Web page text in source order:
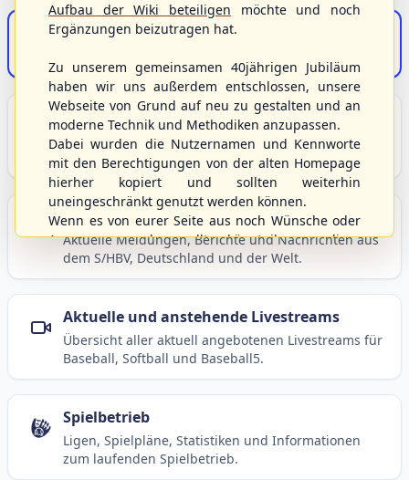
S/HBV-Shop
Unser Sport
Grundlagen und Hintergründe zu Baseball, Softball
und Baseball5.
Berichte und Neuigkeiten
Aktuelle Meldungen, Berichte und Nachrichten aus
dem S/HBV, Deutschland und der Welt.
Aktuelle und anstehende Livestreams
Übersicht aller aktuell angebotenen Livestreams für
Baseball, Softball und Baseball5.
Spielbetrieb
Ligen, Spielpläne, Statistiken und Informationen
zum laufenden Spielbetrieb.
Aufbau der Wiki beteiligen möchte und noch
Ergänzungen beizutragen hat.
Zu unserem gemeinsamen 40jährigen Jubiläum
haben wir uns außerdem entschlossen, unsere
Webseite von Grund auf neu zu gestalten und an
moderne Technik und Methodiken anzupassen.
Dabei wurden die Nutzernamen und Kennworte
mit den Berechtigungen von der alten Homepage
hierher kopiert und sollten weiterhin
uneingeschränkt genutzt werden können.
Wenn es von eurer Seite aus noch Wünsche oder
Anregungen geben sollte, könnt ihr uns diese
gerne an die Verbandsadresseinfo@shbvnet.de
schicken.